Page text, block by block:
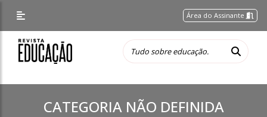
Área do Assinante
CATEGORIA NÃO DEFINIDA